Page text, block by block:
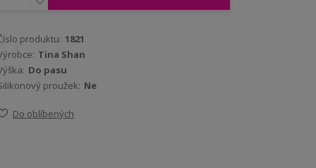
produktu: 1821
Tina Shan
Do pasu
proužek: Ne
Do oblíbených